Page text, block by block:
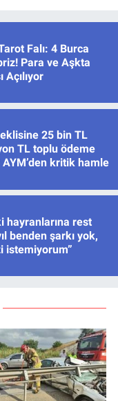
Falı: 4 Burca
Para ve Aşkta
Açılıyor
25 bin TL
TL toplu ödeme
kritik hamle
hayranlarına rest
benden şarkı yok,
istemiyorum”